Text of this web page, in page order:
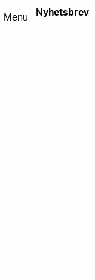
Menu Nyhetsbrev